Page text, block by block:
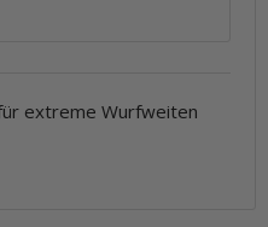
extreme Wurfweiten